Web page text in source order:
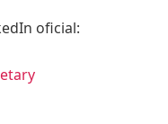
oficial: